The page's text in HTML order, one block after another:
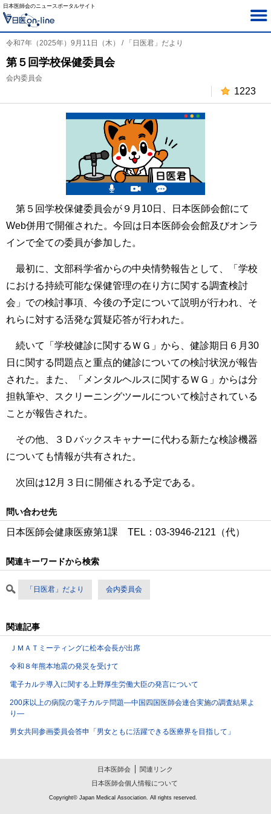
日本医師会のニュースポータルサイト
令和7年（2025年）9月11日（木） / 「日医君」だより
第５回学校保健委員会
会内委員会
1223
第５回学校保健委員会が９月10日、日本医師会館にて
Web併用で開催された。今回は日本医師会会館及びオンラ
インで全ての委員が参加した。
最初に、文部科学省からの中央情勢報告として、「学校
における持続可能な保健管理の在り方に関する調査検討
会」での検討事項、今後の予定について説明が行われ、そ
れらに対する活発な質疑応答が行われた。
続いて「学校健診に関するＷＧ」から、健診期日６月30
日に関する問題点と重点的健診についての検討状況が報告
された。また、「メンタルヘルスに関するＷＧ」からは分
担執筆や、スクリーニングツールについて検討されている
ことが報告された。
その他、３Ｄバックスキャナーに代わる新たな検診機器
についても情報が共有された。
次回は12月３日に開催される予定である。
問い合わせ先
日本医師会健康医療第1課 TEL：03-3946-2121（代）
関連キーワードから検索
「日医君」だより 会内委員会
関連記事
ＪＭＡＴミーティングに松本会長が出席
令和８年熊本地震の発災を受けて
電子カルテ導入に関する上野厚生労働大臣の発言について
200床以上の病院の電子カルテ問題―中国四国医師会連合実施の調査結果よ
り―
男女共同参画委員会答申「男女ともに活躍できる医療界を目指して」
日本医師会
関連リンク
日本医師会個人情報について
Copyright© Japan Medical Association. All rights reserved.